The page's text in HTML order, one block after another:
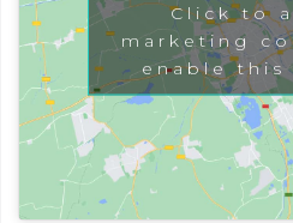
Click to
marketing
enable